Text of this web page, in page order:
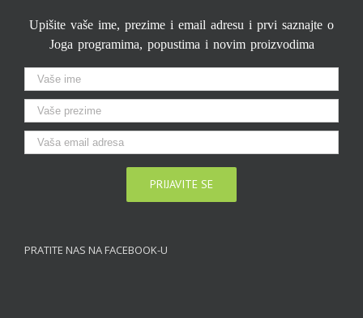
Upišite vaše ime, prezime i email adresu i prvi saznajte o
Joga programima, popustima i novim proizvodima
PRATITE NAS NA FACEBOOK-U